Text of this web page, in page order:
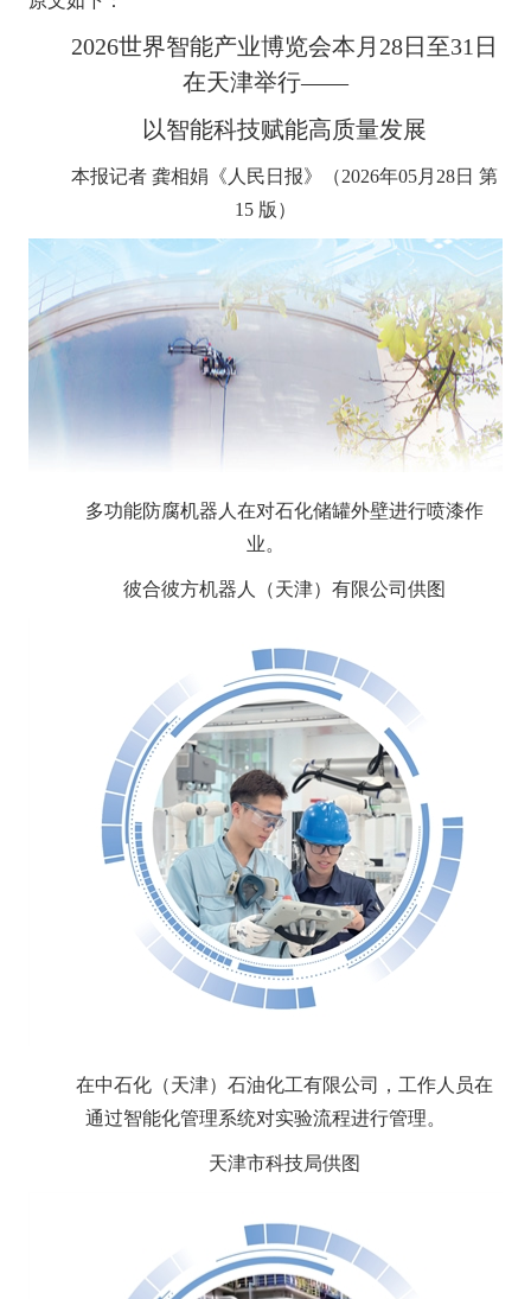
2026世界智能产业博览会本月28日至31日
在天津举行——
以智能科技赋能高质量发展
本报记者 龚相娟《人民日报》（2026年05月28日 第
15 版）
多功能防腐机器人在对石化储罐外壁进行喷漆作
业。
彼合彼方机器人（天津）有限公司供图
在中石化（天津）石油化工有限公司，工作人员在
通过智能化管理系统对实验流程进行管理。
天津市科技局供图